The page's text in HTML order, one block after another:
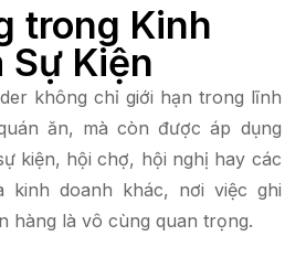
trong Kinh
Sự Kiện
không chỉ giới hạn trong lĩnh
ăn, mà còn được áp dụng
kiện, hội chợ, hội nghị hay các
kinh doanh khác, nơi việc ghi
hàng là vô cùng quan trọng.